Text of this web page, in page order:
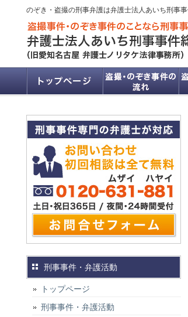
のぞき・盗撮の刑事弁護は弁護士法人あいち刑事
刑事事件・弁護活動
トップページ
刑事事件・弁護活動